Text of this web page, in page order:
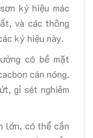
ký hiệu mác
và các thông
ký hiệu này.
có bề mặt
cán nóng.
gỉ sét nghiêm
lớn, có thể cần